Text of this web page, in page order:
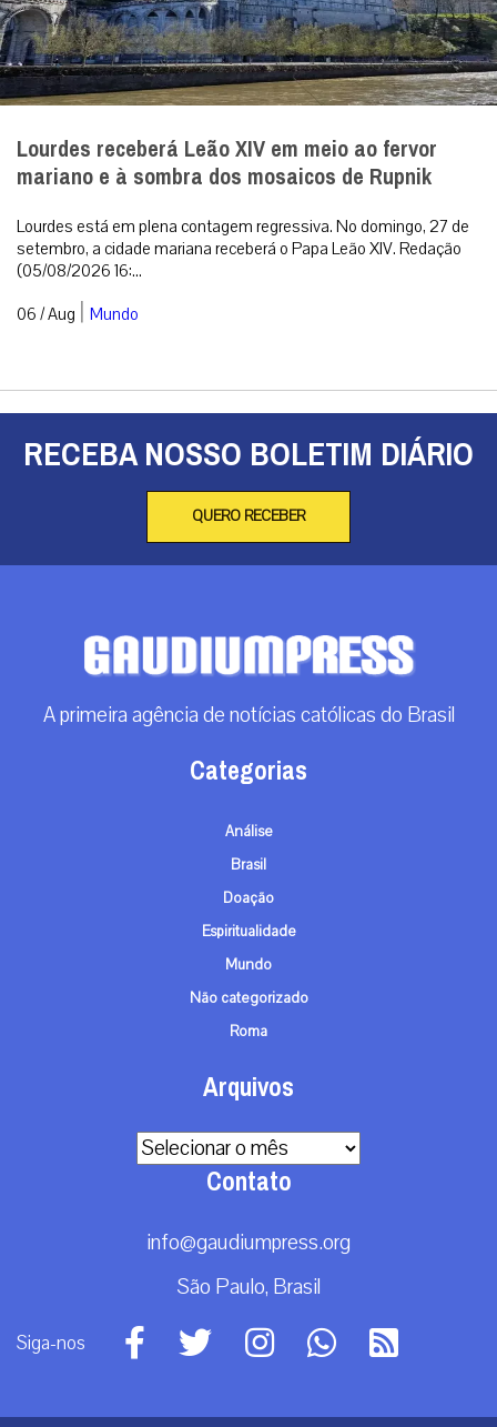
Lourdes receberá Leão XIV em meio ao fervor
mariano e à sombra dos mosaicos de Rupnik
Lourdes está em plena contagem regressiva. No domingo, 27 de
setembro, a cidade mariana receberá o Papa Leão XIV. Redação
(05/08/2026 16:...
06 / Aug | Mundo
RECEBA NOSSO BOLETIM DIÁRIO
QUERO RECEBER
A primeira agência de notícias católicas do Brasil
Categorias
Análise
Brasil
Doação
Espiritualidade
Mundo
Não categorizado
Roma
Arquivos
Arquivos
Contato
info@gaudiumpress.org
São Paulo, Brasil
Siga-nos